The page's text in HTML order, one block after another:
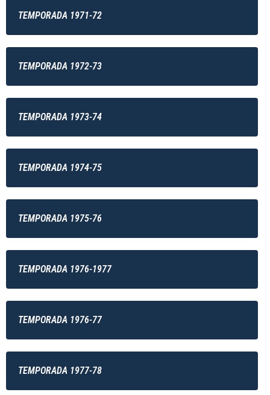
TEMPORADA 1971-72
TEMPORADA 1972-73
TEMPORADA 1973-74
TEMPORADA 1974-75
TEMPORADA 1975-76
TEMPORADA 1976-1977
TEMPORADA 1976-77
TEMPORADA 1977-78